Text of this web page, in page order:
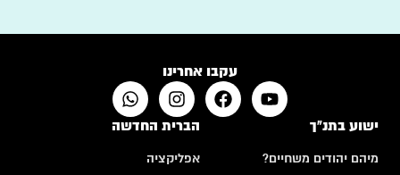
עקבו אחרינו
ישוע בתנ"ך
מיהם יהודים משחיים?
הברית החדשה
אפליקציה